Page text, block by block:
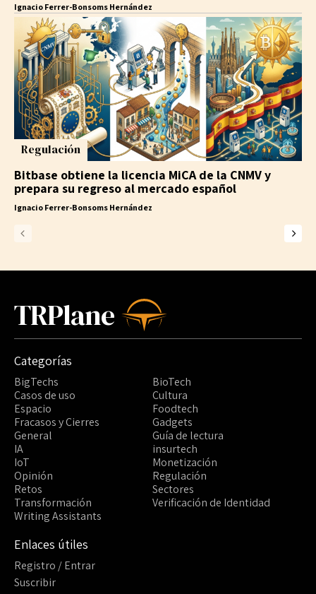
Ignacio Ferrer-Bonsoms Hernández
Regulación
Bitbase obtiene la licencia MiCA de la CNMV y
prepara su regreso al mercado español
Ignacio Ferrer-Bonsoms Hernández
TRPlane
Categorías
BigTechs
BioTech
Casos de uso
Cultura
Espacio
Foodtech
Fracasos y Cierres
Gadgets
General
Guía de lectura
IA
insurtech
IoT
Monetización
Opinión
Regulación
Retos
Sectores
Transformación
Verificación de Identidad
Writing Assistants
Enlaces útiles
Registro / Entrar
Suscribir